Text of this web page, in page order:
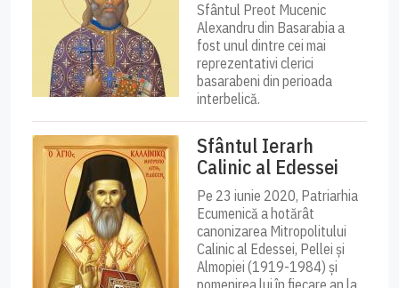
Sfântul Preot Mucenic
Alexandru din Basarabia a
fost unul dintre cei mai
reprezentativi clerici
basarabeni din perioada
interbelică.
Sfântul Ierarh
Calinic al Edessei
Pe 23 iunie 2020, Patriarhia
Ecumenică a hotărât
canonizarea Mitropolitului
Calinic al Edessei, Pellei și
Almopiei (1919-1984) și